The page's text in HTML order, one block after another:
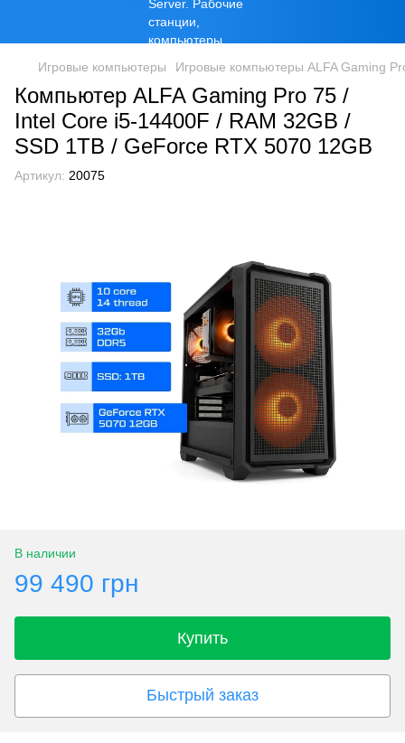
Игровые компьютеры Игровые компьютеры ALFA Gaming
Компьютер ALFA Gaming Pro 75 /
Intel Core i5-14400F / RAM 32GB /
SSD 1TB / GeForce RTX 5070 12GB
Артикул: 20075
В наличии
99 490 грн
Купить
Быстрый заказ